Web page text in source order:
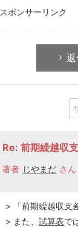
スポンサーリンク
Re: 前期繰越収
著者 じやまだ さん
> 「前期繰越収支
> また、 試算表で